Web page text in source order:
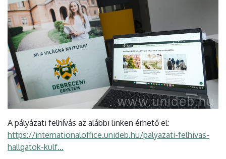
A pályázati felhívás az alábbi linken érhető el:
https://internationaloffice.unideb.hu/palyazati-felhivas-
hallgatok-kulf…